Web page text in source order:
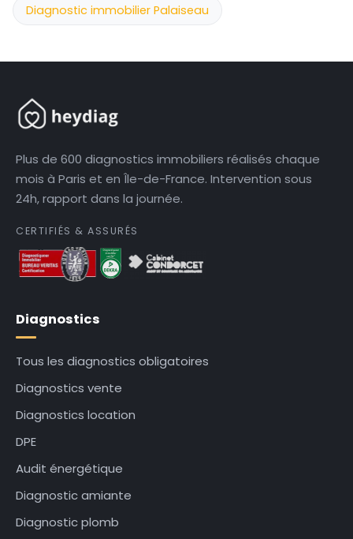
Diagnostic immobilier Palaiseau
Plus de 600 diagnostics immobiliers réalisés chaque
mois à Paris et en Île-de-France. Intervention sous
24h, rapport dans la journée.
CERTIFIÉS & ASSURÉS
Diagnostics
Tous les diagnostics obligatoires
Diagnostics vente
Diagnostics location
DPE
Audit énergétique
Diagnostic amiante
Diagnostic plomb